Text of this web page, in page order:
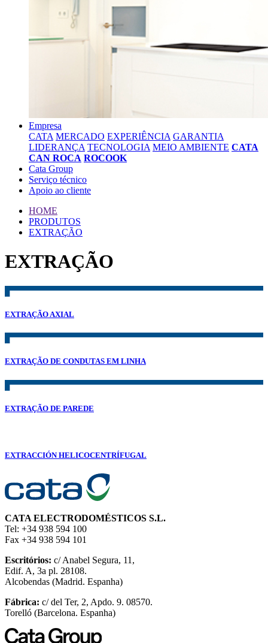
Empresa
CATA MERCADO EXPERIÊNCIA GARANTIA
LIDERANÇA TECNOLOGIA MEIO AMBIENTE CATA
CAN ROCA ROCOOK
Cata Group
Serviço técnico
Apoio ao cliente
HOME
PRODUTOS
EXTRAÇÃO
EXTRAÇÃO
EXTRAÇÃO AXIAL
EXTRAÇÃO DE CONDUTAS EM LINHA
EXTRAÇÃO DE PAREDE
EXTRACCIÓN HELICOCENTRÍFUGAL
CATA ELECTRODOMÉSTICOS S.L.
Tel: +34 938 594 100
Fax +34 938 594 101
Escritórios: c/ Anabel Segura, 11,
Edif. A, 3a pl. 28108.
Alcobendas (Madrid. Espanha)
Fábrica: c/ del Ter, 2, Apdo. 9. 08570.
Torelló (Barcelona. Espanha)